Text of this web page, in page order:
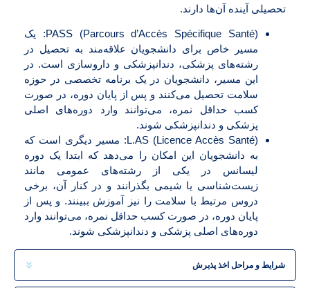
تحصیلی آینده آن‌ها دارند.
PASS (Parcours d’Accès Spécifique Santé): یک
مسیر خاص برای دانشجویان علاقه‌مند به تحصیل در
رشته‌های پزشکی، دندانپزشکی و داروسازی است. در
این مسیر، دانشجویان در یک برنامه تخصصی در حوزه
سلامت تحصیل می‌کنند و پس از پایان دوره، در صورت
کسب حداقل نمره، می‌توانند وارد دوره‌های اصلی
پزشکی و دندانپزشکی شوند.
L.AS (Licence Accès Santé): مسیر دیگری است که
به دانشجویان این امکان را می‌دهد که ابتدا یک دوره
لیسانس در یکی از رشته‌های عمومی مانند
زیست‌شناسی یا شیمی بگذرانند و در کنار آن، برخی
دروس مرتبط با سلامت را نیز آموزش ببینند. و پس از
پایان دوره، در صورت کسب حداقل نمره، می‌توانند وارد
دوره‌های اصلی پزشکی و دندانپزشکی شوند.
شرایط و مراحل اخذ پذیرش